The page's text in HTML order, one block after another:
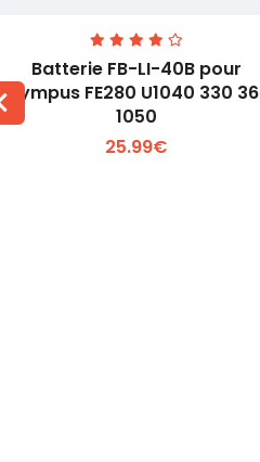
Voir plus +
Batterie FB-LI-40B pour
Olympus FE280 U1040 330
1050
25.99€